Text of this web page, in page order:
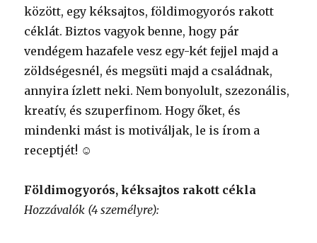
között, egy kéksajtos, földimogyorós rakott
céklát. Biztos vagyok benne, hogy pár
vendégem hazafele vesz egy-két fejjel majd a
zöldségesnél, és megsüti majd a családnak,
annyira ízlett neki. Nem bonyolult, szezonális,
kreatív, és szuperfinom. Hogy őket, és
mindenki mást is motiváljak, le is írom a
receptjét! ☺
Földimogyorós, kéksajtos rakott cékla
Hozzávalók (4 személyre):